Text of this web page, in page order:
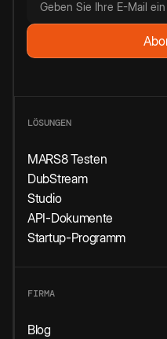
LÖSUNGEN
MARS8 Testen
DubStream
Studio
API-Dokumente
Startup-Programm
FIRMA
Blog